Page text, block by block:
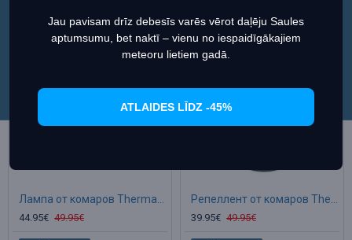
Согласиться
Акция
44.95€ 49.95€
Акция
39.95€ 49.95€
Jau pavisam drīz debesīs varēs vērot daļēju Saules
aptumsumu, bet naktī – vienu no iespaidīgākajiem
meteoru lietiem gadā.
ATLAIDES LĪDZ -45%